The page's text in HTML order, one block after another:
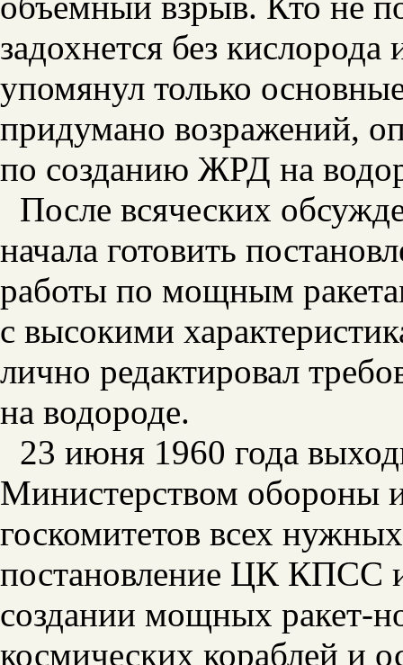
задохнется без
упомянул только
придумано возражений,
по созданию ЖРД на
После всяческих
начала готовить
работы по мощным
с высокими
лично редактировал
на водороде.
23 июня 1960 года
Министерством обороны
госкомитетов всех
постановление ЦК КПСС
создании мощных ракет-
космических кораблей и